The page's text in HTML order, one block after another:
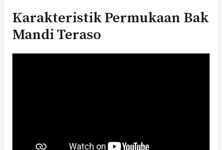
Karakteristik Permukaan Bak
Mandi Teraso